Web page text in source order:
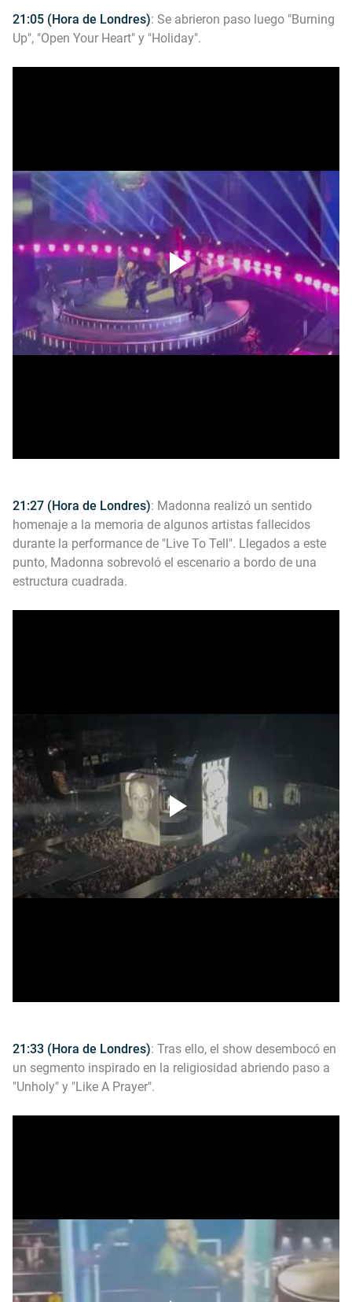
21:05 (Hora de Londres): Se abrieron paso luego "Burning
Up", "Open Your Heart" y "Holiday".
21:27 (Hora de Londres): Madonna realizó un sentido
homenaje a la memoria de algunos artistas fallecidos
durante la performance de "Live To Tell". Llegados a este
punto, Madonna sobrevoló el escenario a bordo de una
estructura cuadrada.
21:33 (Hora de Londres): Tras ello, el show desembocó en
un segmento inspirado en la religiosidad abriendo paso a
"Unholy" y "Like A Prayer".